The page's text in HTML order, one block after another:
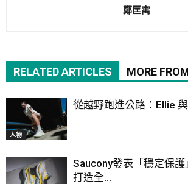
鄭匡寓
RELATED ARTICLES MORE
人物
從越野跑進公路：Ellie
Saucony發表「穩定保
打造全...